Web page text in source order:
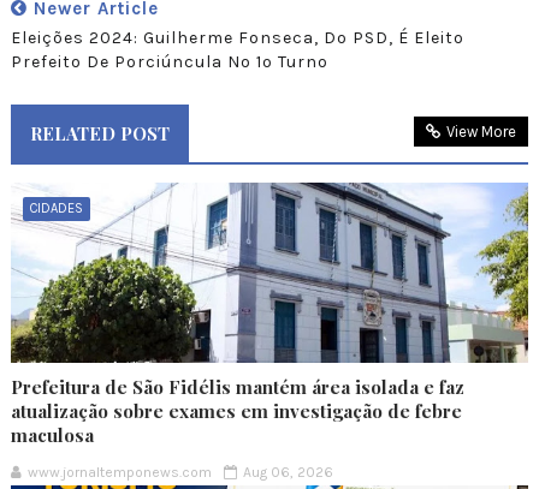
Newer Article
Eleições 2024: Guilherme Fonseca, Do PSD, É Eleito
Prefeito De Porciúncula No 1º Turno
RELATED POST View More
CIDADES
Prefeitura de São Fidélis mantém área isolada e faz
atualização sobre exames em investigação de febre
maculosa
www.jornaltemponews.com Aug 06, 2026